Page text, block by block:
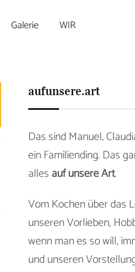
Galerie WIR
aufunsere.art
Das sind Manuel,
ein Familiending. Das
alles auf unsere Art.
Vom Kochen über das
unseren Vorlieben,
wenn man es so will,
und unseren